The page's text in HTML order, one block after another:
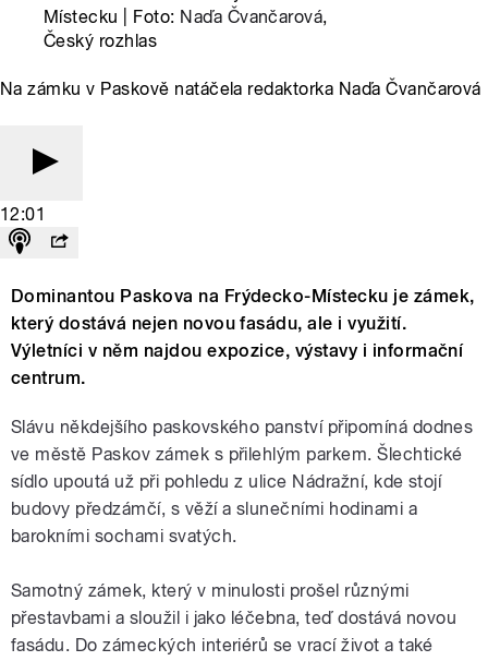
Místecku | Foto: Naďa Čvančarová,
Český rozhlas
Na zámku v Paskově natáčela redaktorka Naďa Čvančarová
12:01
Dominantou Paskova na Frýdecko-Místecku je zámek,
který dostává nejen novou fasádu, ale i využití.
Výletníci v něm najdou expozice, výstavy i informační
centrum.
Slávu někdejšího paskovského panství připomíná dodnes
ve městě Paskov zámek s přilehlým parkem. Šlechtické
sídlo upoutá už při pohledu z ulice Nádražní, kde stojí
budovy předzámčí, s věží a slunečními hodinami a
barokními sochami svatých.
Samotný zámek, který v minulosti prošel různými
přestavbami a sloužil i jako léčebna, teď dostává novou
fasádu. Do zámeckých interiérů se vrací život a také